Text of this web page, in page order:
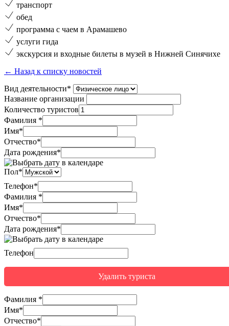
транспорт
обед
программа с чаем в Арамашево
услуги гида
экскурсия и входные билеты в музей в Нижней Синячихе
← Назад к списку новостей
Вид деятельности*
Название организации
Количество туристов
Фамилия *
Имя*
Отчество*
Дата рождения*
Пол*
Телефон*
Фамилия *
Имя*
Отчество*
Дата рождения*
Телефон
Удалить туриста
Фамилия *
Имя*
Отчество*